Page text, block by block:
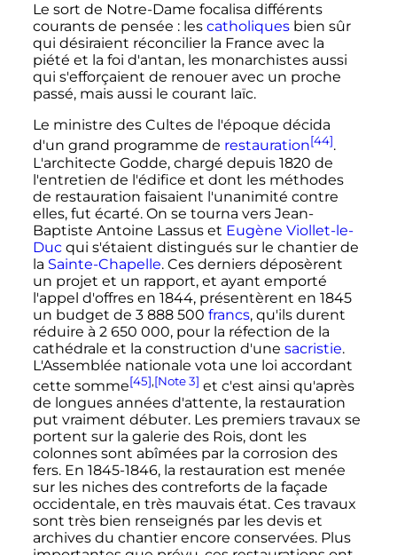
Le sort de Notre-Dame focalisa différents
courants de pensée : les catholiquesbien sûr
qui désiraient réconcilier la France avec la
piété et la foi d'antan, les monarchistes aussi
qui s'efforçaient de renouer avec un proche
passé, mais aussi le courant laïc.
Le ministre des Cultes de l'époque décida
d'un grand programme de restauration[44].
L'architecte Godde, chargé depuis 1820 de
l'entretien de l'édifice et dont les méthodes
de restauration faisaient l'unanimité contre
elles, fut écarté. On se tourna vers Jean-
Baptiste Antoine Lassus et Eugène Viollet-le-
Ducqui s'étaient distingués sur le chantier de
la Sainte-Chapelle. Ces derniers déposèrent
un projet et un rapport, et ayant emporté
l'appel d'offres en 1844, présentèrent en 1845
un budget de 3 888 500 francs, qu'ils durent
réduire à 2 650 000, pour la réfection de la
cathédrale et la construction d'une sacristie.
L'Assemblée nationale vota une loi accordant
cette somme[45],[Note 3] et c'est ainsi qu'après
de longues années d'attente, la restauration
put vraiment débuter. Les premiers travaux se
portent sur la galerie des Rois, dont les
colonnes sont abîmées par la corrosion des
fers. En 1845-1846, la restauration est menée
sur les niches des contreforts de la façade
occidentale, en très mauvais état. Ces travaux
sont très bien renseignés par les devis et
archives du chantier encore conservées. Plus